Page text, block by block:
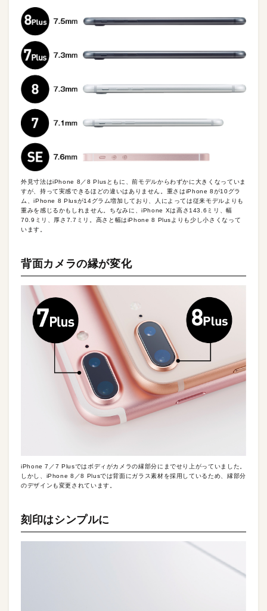
外見寸法はiPhone 8／8 Plusともに、前モデルからわずかに大きくなっていま
すが、持って実感できるほどの違いはありません。重さはiPhone 8が10グラ
ム、iPhone 8 Plusが14グラム増加しており、人によっては従来モデルよりも
重みを感じるかもしれません。ちなみに、iPhone Xは高さ143.6ミリ、幅
70.9ミリ、厚さ7.7ミリ。高さと幅はiPhone 8 Plusよりも少し小さくなって
います。
背面カメラの縁が変化
iPhone 7／7 Plusではボディがカメラの縁部分にまでせり上がっていました。
しかし、iPhone 8／8 Plusでは背面にガラス素材を採用しているため、縁部分
のデザインも変更されています。
刻印はシンプルに